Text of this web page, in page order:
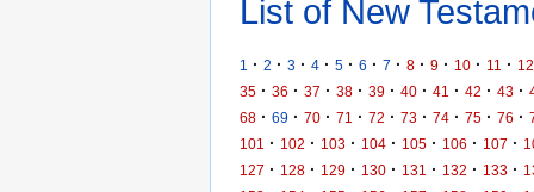
List of New
1 · 2 · 3 · 4 · 5 · 6 · 7 · 8 · 9 · 10 · 11 · 12
35 · 36 · 37 · 38 · 39 · 40 · 41 · 42 · 43 ·
68 · 69 · 70 · 71 · 72 · 73 · 74 · 75 · 76 ·
101
· 102 · 103 · 104 · 105 · 106 · 107 ·
127 · 128 · 129 · 130 · 131 · 132 · 133 ·